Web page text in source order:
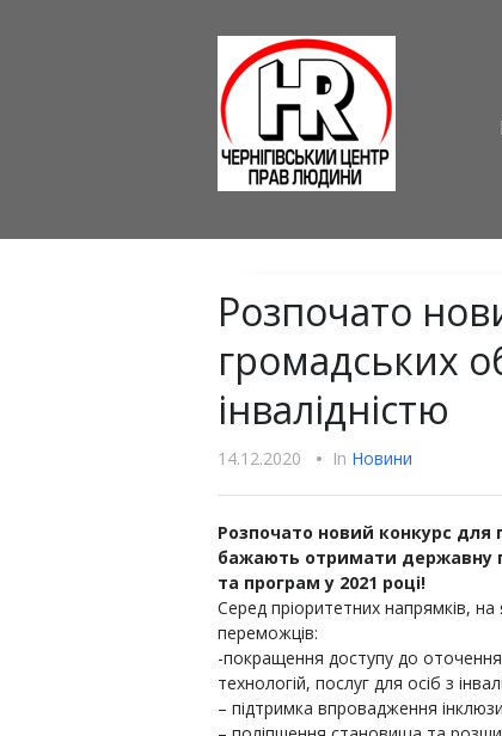
Розпочато
громадських
інвалідністю
14.12.2020 • In Новини
Розпочато новий конкурс для
бажають отримати державну
та програм у 2021 році!
Серед пріоритетних напрямків, на
переможців:
-покращення доступу до
технологій, послуг для осіб з
– підтримка впровадження